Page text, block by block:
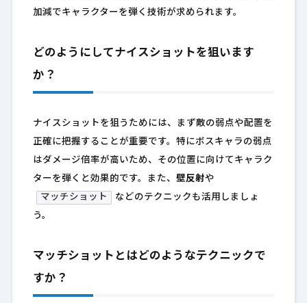
加減でキャラクターを弾く技術が求められます。
どのようにしてナイスショットを狙います
か？
ナイスショットを狙うためには、まず敵の弱点や配置を
正確に把握することが重要です。特にボスキャラの弱点
はダメージ倍率が高いため、その位置に向けてキャラク
ターを弾くと効果的です。また、 壁反射や
マッチショット などのテクニックも活用しましょ
う。
マッチショットとはどのようなテクニックで
すか？